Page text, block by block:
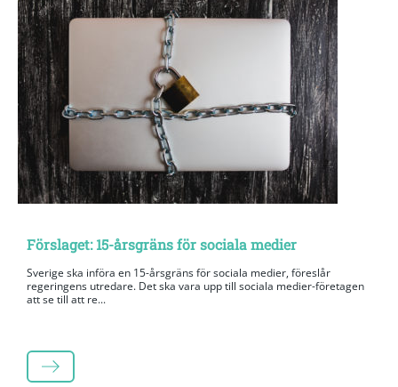
Förslaget: 15-årsgräns för sociala medier
Sverige ska införa en 15-årsgräns för sociala medier, föreslår
regeringens utredare. Det ska vara upp till sociala medier-företagen
att se till att re...
LÄS MER